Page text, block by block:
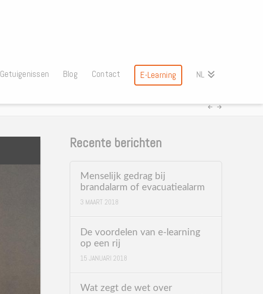
Getuigenissen Blog Contact E-Learning NL
Recente berichten
Menselijk gedrag bij
brandalarm of evacuatiealarm
3 MAART 2018
De voordelen van e-learning
op een rij
15 JANUARI 2018
Wat zegt de wet over